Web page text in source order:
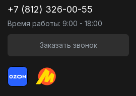
+7 (812) 326-00-55
Время работы: 9:00 - 18:00
Заказать звонок